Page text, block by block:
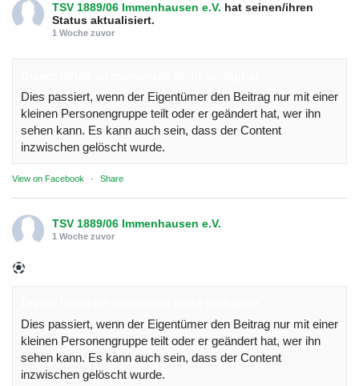
TSV 1889/06 Immenhausen e.V. hat seinen/ihren
Status aktualisiert.
1 Woche zuvor
Dies passiert, wenn der Eigentümer den Beitrag nur mit einer
kleinen Personengruppe teilt oder er geändert hat, wer ihn
sehen kann. Es kann auch sein, dass der Content
inzwischen gelöscht wurde.
View on Facebook · Share
TSV 1889/06 Immenhausen e.V.
1 Woche zuvor
Dies passiert, wenn der Eigentümer den Beitrag nur mit einer
kleinen Personengruppe teilt oder er geändert hat, wer ihn
sehen kann. Es kann auch sein, dass der Content
inzwischen gelöscht wurde.